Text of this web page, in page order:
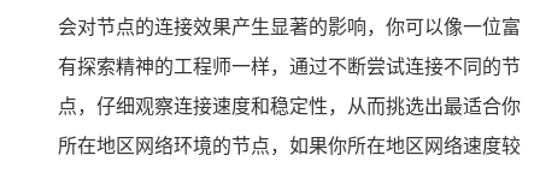
会对节点的连接效果产生显著的影响，你可以像一位富
有探索精神的工程师一样，通过不断尝试连接不同的节
点，仔细观察连接速度和稳定性，从而挑选出最适合你
所在地区网络环境的节点，如果你所在地区网络速度较